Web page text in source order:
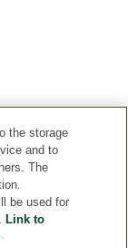
the storage
and to
The
be used for
Link to